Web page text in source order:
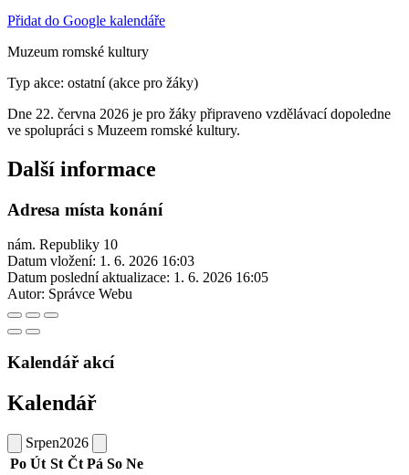
Přidat do Google kalendáře
Muzeum romské kultury
Typ akce: ostatní (akce pro žáky)
Dne 22. června 2026 je pro žáky připraveno vzdělávací dopoledne
ve spolupráci s Muzeem romské kultury.
Další informace
Adresa místa konání
nám. Republiky 10
Datum vložení: 1. 6. 2026 16:03
Datum poslední aktualizace: 1. 6. 2026 16:05
Autor: Správce Webu
Kalendář akcí
Kalendář
Srpen2026
Po Út St Čt Pá So Ne